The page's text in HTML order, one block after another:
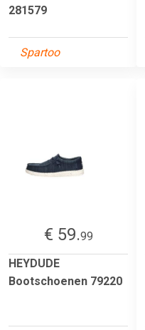
281579
Spartoo
€ 59.99
HEYDUDE
Bootschoenen 79220